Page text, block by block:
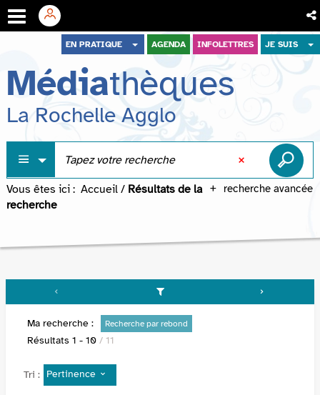
menu
contenu
recherche
EN PRATIQUE AGENDA INFOLETTRES JE SUIS
Médiathèques
La Rochelle Agglo
recherche avancée
Vous êtes ici : Accueil / Résultats de la
recherche
Ma recherche : Recherche par rebond
Résultats 1 - 10 / 11
Tri : Pertinence